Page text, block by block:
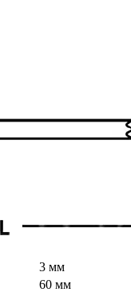
3 мм
60 мм